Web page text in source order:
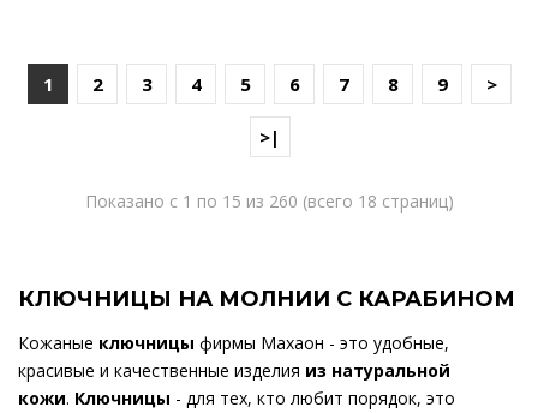
1 2 3 4 5 6 7 8 9 >
>|
Показано с 1 по 15 из 260 (всего 18 страниц)
КЛЮЧНИЦЫ НА МОЛНИИ С КАРАБИНОМ
Кожаные ключницы фирмы Махаон - это удобные,
красивые и качественные изделия из натуральной
кожи. Ключницы - для тех, кто любит порядок, это